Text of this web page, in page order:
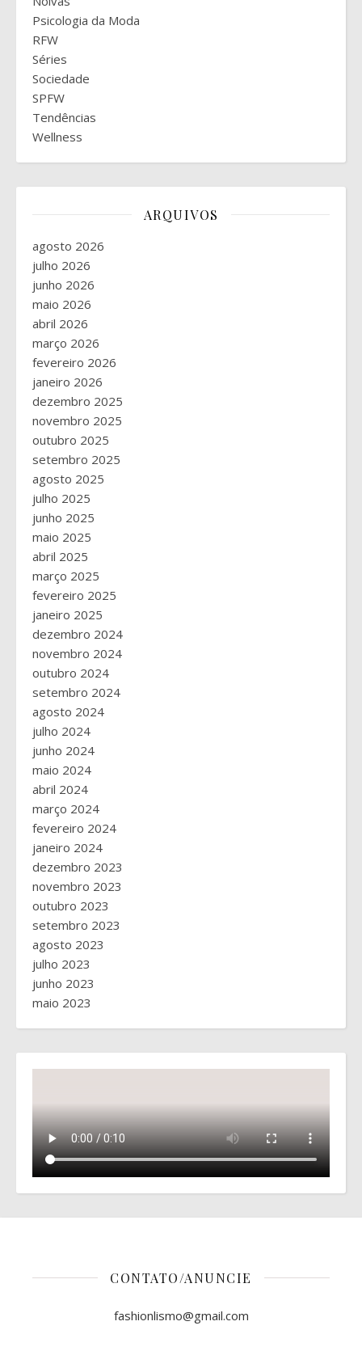
Psicologia da Moda
RFW
Séries
Sociedade
SPFW
Tendências
Wellness
ARQUIVOS
agosto 2026
julho 2026
junho 2026
maio 2026
abril 2026
março 2026
fevereiro 2026
janeiro 2026
dezembro 2025
novembro 2025
outubro 2025
setembro 2025
agosto 2025
julho 2025
junho 2025
maio 2025
abril 2025
março 2025
fevereiro 2025
janeiro 2025
dezembro 2024
novembro 2024
outubro 2024
setembro 2024
agosto 2024
julho 2024
junho 2024
maio 2024
abril 2024
março 2024
fevereiro 2024
janeiro 2024
dezembro 2023
novembro 2023
outubro 2023
setembro 2023
agosto 2023
julho 2023
junho 2023
maio 2023
CONTATO/ANUNCIE
fashionlismo@gmail.com